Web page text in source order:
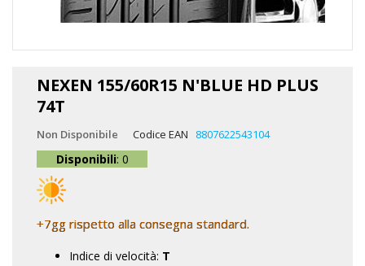
NEXEN 155/60R15 N'BLUE HD PLUS
74T
Non Disponibile Codice EAN 8807622543104
Disponibili: 0
+7gg rispetto alla consegna standard.
Indice di velocità: T
galleria
immagini